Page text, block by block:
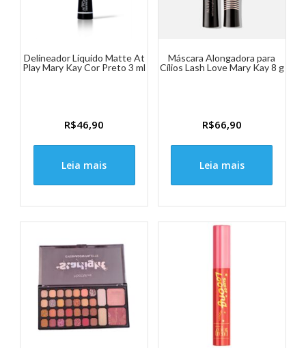
Delineador Líquido Matte At
Play Mary Kay Cor Preto 3 ml
R$46,90
Leia mais
Máscara Alongadora para
Cílios Lash Love Mary Kay 8 g
R$66,90
Leia mais